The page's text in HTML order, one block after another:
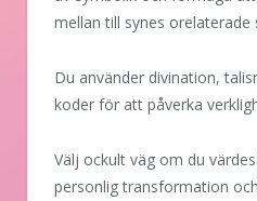
mellan till synes orelaterade
Du använder divination,
koder för att påverka
Välj ockult väg om du
personlig transformation